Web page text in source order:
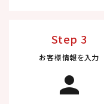
Step 3
お客様情報を入力
person